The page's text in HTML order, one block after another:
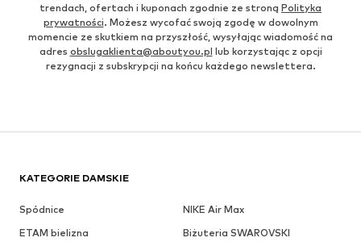
trendach, ofertach i kuponach zgodnie ze stroną Polityka
prywatności. Możesz wycofać swoją zgodę w dowolnym
momencie ze skutkiem na przyszłość, wysyłając wiadomość na
adres obslugaklienta@aboutyou.pl lub korzystając z opcji
rezygnacji z subskrypcji na końcu każdego newslettera.
KATEGORIE DAMSKIE
Spódnice
NIKE Air Max
ETAM bielizna
Biżuteria SWAROVSKI